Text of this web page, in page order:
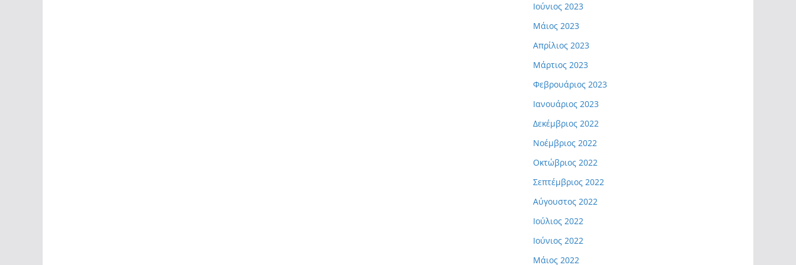
Ιούνιος 2023
Μάιος 2023
Απρίλιος 2023
Μάρτιος 2023
Φεβρουάριος 2023
Ιανουάριος 2023
Δεκέμβριος 2022
Νοέμβριος 2022
Οκτώβριος 2022
Σεπτέμβριος 2022
Αύγουστος 2022
Ιούλιος 2022
Ιούνιος 2022
Μάιος 2022